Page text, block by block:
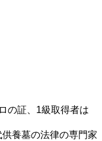
の証、1級取得者は
供養墓の法律の専門家